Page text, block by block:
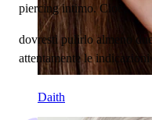
Daith
piercing intimo. Cioè,
dovresti pulirlo almeno
attentamente le